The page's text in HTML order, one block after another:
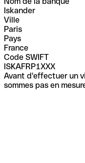
Iskander
Ville
Paris
Pays
France
Code SWIFT
ISKAFRP1XXX
Avant d'effectuer un
sommes pas en